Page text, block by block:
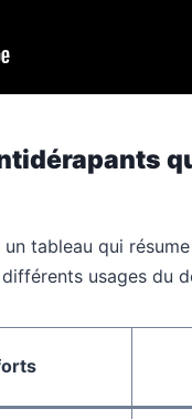
tableau qui
usages du